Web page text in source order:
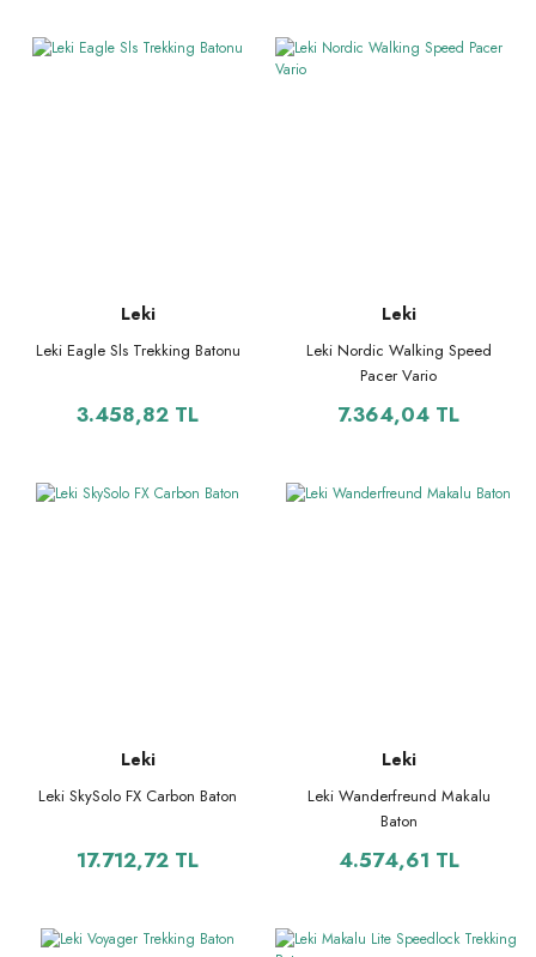
Leki
Leki Eagle Sls Trekking Batonu
3.458,82 TL
Leki
Leki Nordic Walking Speed
Pacer Vario
7.364,04 TL
Leki
Leki SkySolo FX Carbon Baton
17.712,72 TL
Leki
Leki Wanderfreund Makalu
Baton
4.574,61 TL